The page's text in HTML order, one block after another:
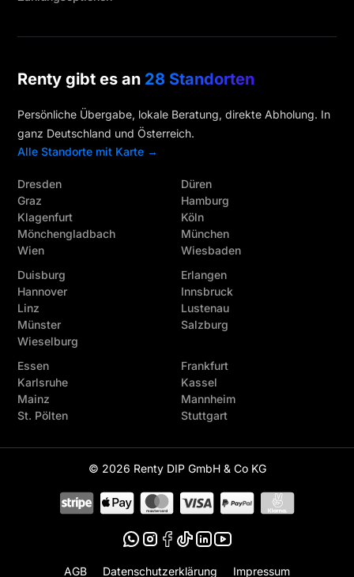
Renty gibt es an 28 Standorten
Persönliche Übergabe, lokale Beratung, direkte Abholung. In
ganz Deutschland und Österreich.
Alle Standorte mit Karte →
Dresden
Graz
Klagenfurt
Mönchengladbach
Wien
Düren
Hamburg
Köln
München
Wiesbaden
Duisburg
Hannover
Linz
Münster
Wieselburg
Erlangen
Innsbruck
Lustenau
Salzburg
Essen
Karlsruhe
Mainz
St. Pölten
Frankfurt
Kassel
Mannheim
Stuttgart
© 2026 Renty DIP GmbH & Co KG
AGB Datenschutzerklärung Impressum